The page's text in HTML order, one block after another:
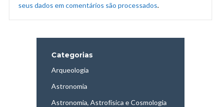
seus dados em comentários são processados.
Categorias
Arqueologia
Astronomia
Astronomia, Astrofísica e Cosmologia